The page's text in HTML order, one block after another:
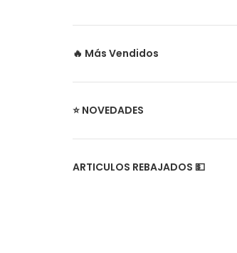
🔥 Más Vendidos
⭐ NOVEDADES
ARTICULOS REBAJADOS 💵